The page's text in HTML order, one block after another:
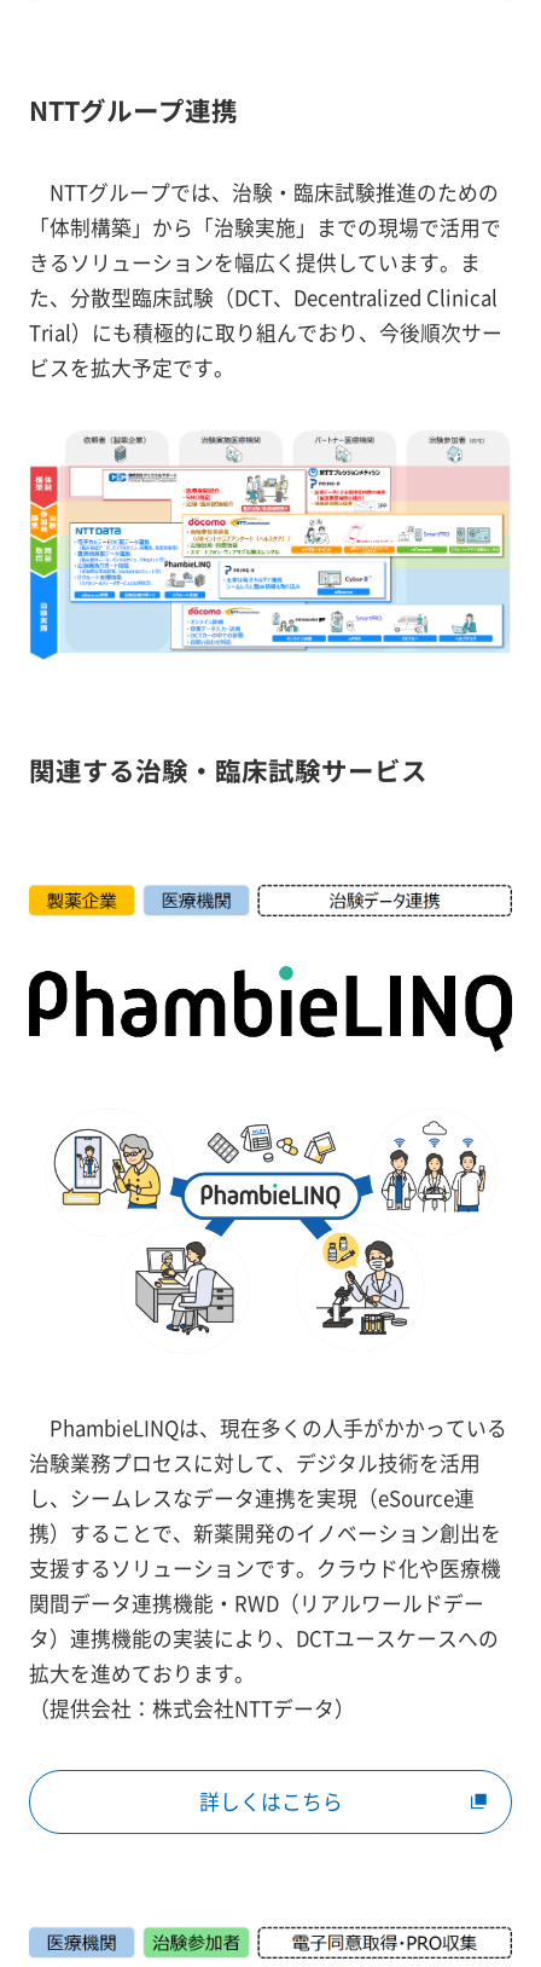
NTTグループ連携
NTTグループでは、治験・臨床試験推進のための
「体制構築」から「治験実施」までの現場で活用で
きるソリューションを幅広く提供しています。ま
た、分散型臨床試験（DCT、Decentralized Clinical
Trial）にも積極的に取り組んでおり、今後順次サー
ビスを拡大予定です。
関連する治験・臨床試験サービス
PhambieLINQは、現在多くの人手がかかっている
治験業務プロセスに対して、デジタル技術を活用
し、シームレスなデータ連携を実現（eSource連
携）することで、新薬開発のイノベーション創出を
支援するソリューションです。クラウド化や医療機
関間データ連携機能・RWD（リアルワールドデー
タ）連携機能の実装により、DCTユースケースへの
拡大を進めております。
（提供会社：株式会社NTTデータ）
詳しくはこちら